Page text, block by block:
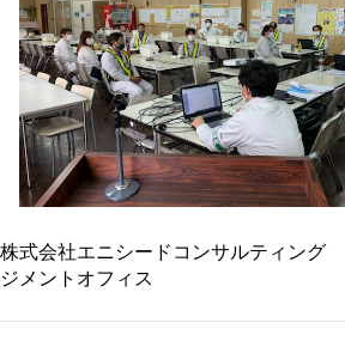
株式会社エニシードコンサルティン
ジメントオフィス